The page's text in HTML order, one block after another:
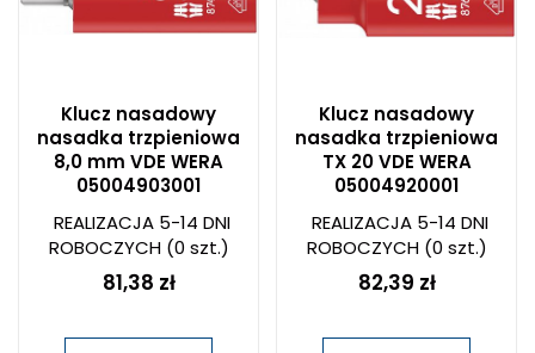
Klucz nasadowy
nasadka trzpieniowa
8,0 mm VDE WERA
05004903001
REALIZACJA 5-14 DNI
ROBOCZYCH(0 szt.)
81,38 zł
Klucz nasadowy
nasadka trzpieniowa
TX 20 VDE WERA
05004920001
REALIZACJA 5-14 DNI
ROBOCZYCH(0 szt.)
82,39 zł